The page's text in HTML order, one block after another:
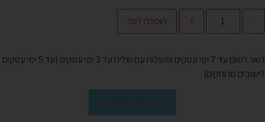
-
+ הוספה לסל
דואר רשום עד 7 ימי עסקים ומשלוח עם שליח עד 3 ימי עסקים (עד 5 ימי עסקים
לישובים מרוחקים)
הוסף למועדפים